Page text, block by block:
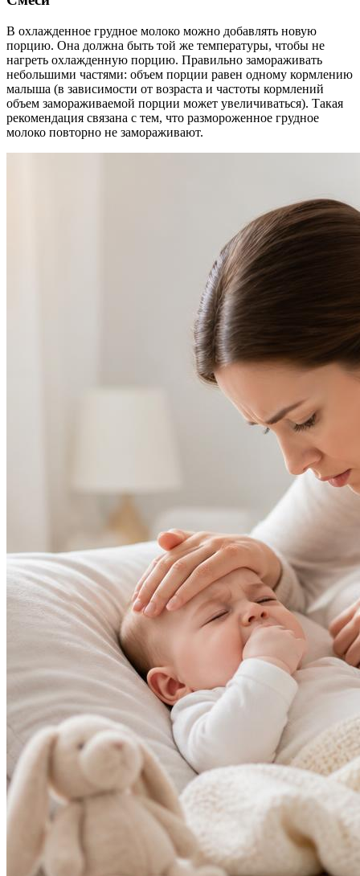
В охлажденное грудное молоко можно добавлять новую
порцию. Она должна быть той же температуры, чтобы не
нагреть охлажденную порцию. Правильно замораживать
небольшими частями: объем порции равен одному кормлению
малыша (в зависимости от возраста и частоты кормлений
объем замораживаемой порции может увеличиваться). Такая
рекомендация связана с тем, что размороженное грудное
молоко повторно не замораживают.